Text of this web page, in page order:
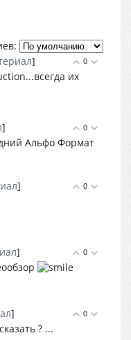
0
]
их
0
]
Альфо Формат
0
]
0
]
0
]
? ...